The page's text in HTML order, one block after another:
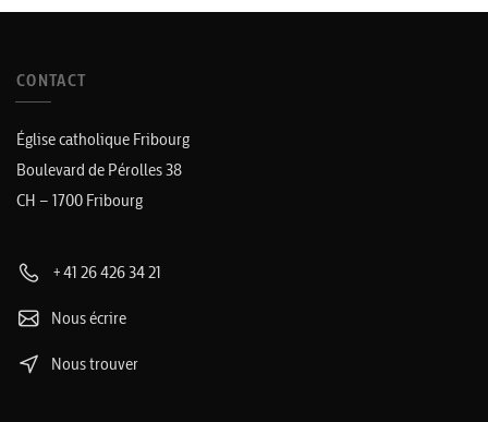
CONTACT
Église catholique Fribourg
Boulevard de Pérolles 38
CH – 1700 Fribourg
+41 26 426 34 21
Nous écrire
Nous trouver